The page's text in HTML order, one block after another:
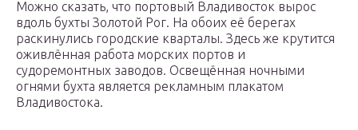
Можно сказать, что портовый Владивосток вырос
вдоль бухты Золотой Рог. На обоих её берегах
раскинулись городские кварталы. Здесь же крутится
оживлённая работа морских портов и
судоремонтных заводов. Освещённая ночными
огнями бухта является рекламным плакатом
Владивостока.